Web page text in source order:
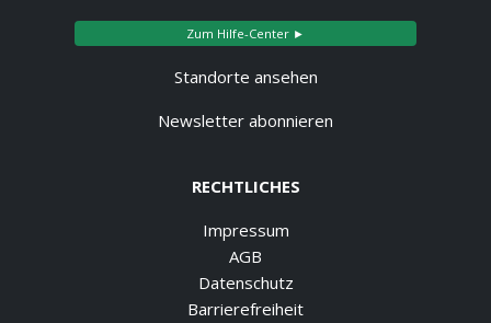
Zum Hilfe-Center ►
Standorte ansehen
Newsletter abonnieren
RECHTLICHES
Impressum
AGB
Datenschutz
Barrierefreiheit